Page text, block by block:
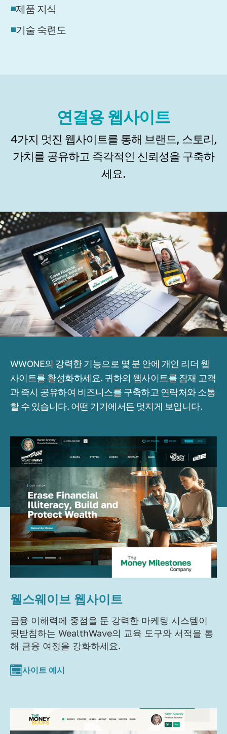
제품 지식
기술 숙련도
연결용 웹사이트
4가지 멋진 웹사이트를 통해 브랜드, 스토리,
가치를 공유하고 즉각적인 신뢰성을 구축하
세요.
WWONE의 강력한 기능으로 몇 분 안에 개인 리더 웹
사이트를 활성화하세요. 귀하의 웹사이트를 잠재 고객
과 즉시 공유하여 비즈니스를 구축하고 연락처와 소통
할 수 있습니다. 어떤 기기에서든 멋지게 보입니다.
웰스웨이브 웹사이트
금융 이해력에 중점을 둔 강력한 마케팅 시스템이
뒷받침하는 WealthWave의 교육 도구와 서적을 통
해 금융 여정을 강화하세요.
사이트 예시